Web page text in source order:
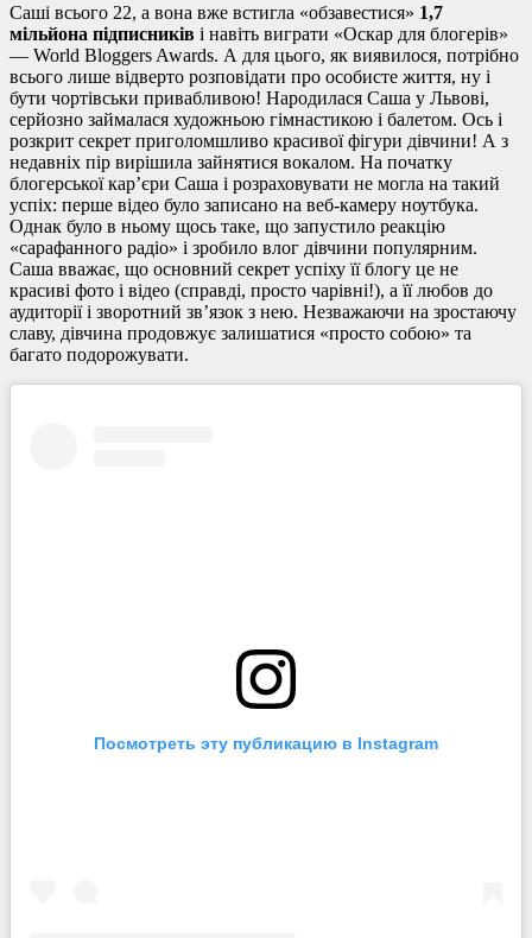
Саші всього 22, а вона вже встигла «обзавестися» 1,7
мільйона підписників і навіть виграти «Оскар для блогерів»
— World Bloggers Awards. А для цього, як виявилося, потрібно
всього лише відверто розповідати про особисте життя, ну і
бути чортівськи привабливою! Народилася Саша у Львові,
серйозно займалася художньою гімнастикою і балетом. Ось і
розкрит секрет приголомшливо красивої фігури дівчини! А з
недавніх пір вирішила зайнятися вокалом. На початку
блогерської кар’єри Саша і розраховувати не могла на такий
успіх: перше відео було записано на веб-камеру ноутбука.
Однак було в ньому щось таке, що запустило реакцію
«сарафанного радіо» і зробило влог дівчини популярним.
Саша вважає, що основний секрет успіху її блогу це не
красиві фото і відео (справді, просто чарівні!), а її любов до
аудиторії і зворотний зв’язок з нею. Незважаючи на зростаючу
славу, дівчина продовжує залишатися «просто собою» та
багато подорожувати.
Посмотреть эту публикацию в Instagram